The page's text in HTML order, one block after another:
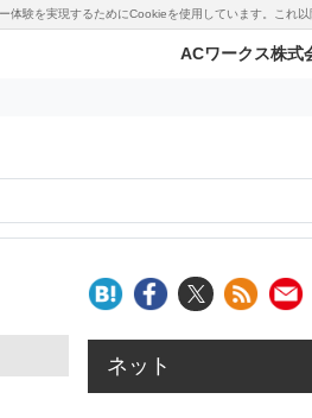
体験を実現するためにCookieを使用しています。これ
ACワークス株式
ネット